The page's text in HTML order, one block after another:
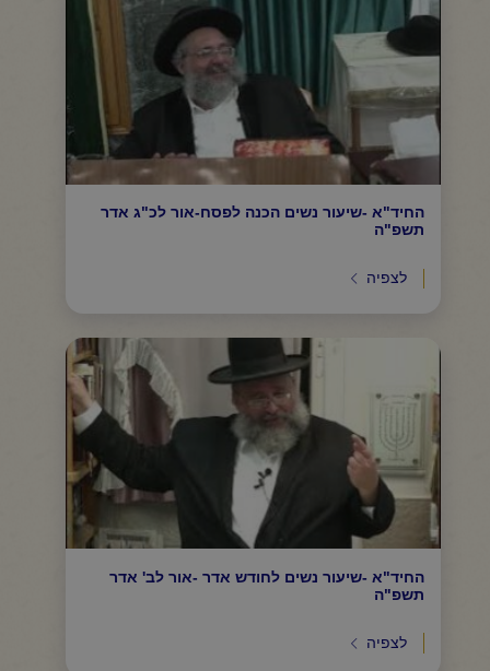
החיד"א -שיעור נשים הכנה לפסח-אור לכ"ג אדר
תשפ"ה
לצפיה
החיד"א -שיעור נשים לחודש אדר -אור לב' אדר
תשפ"ה
לצפיה